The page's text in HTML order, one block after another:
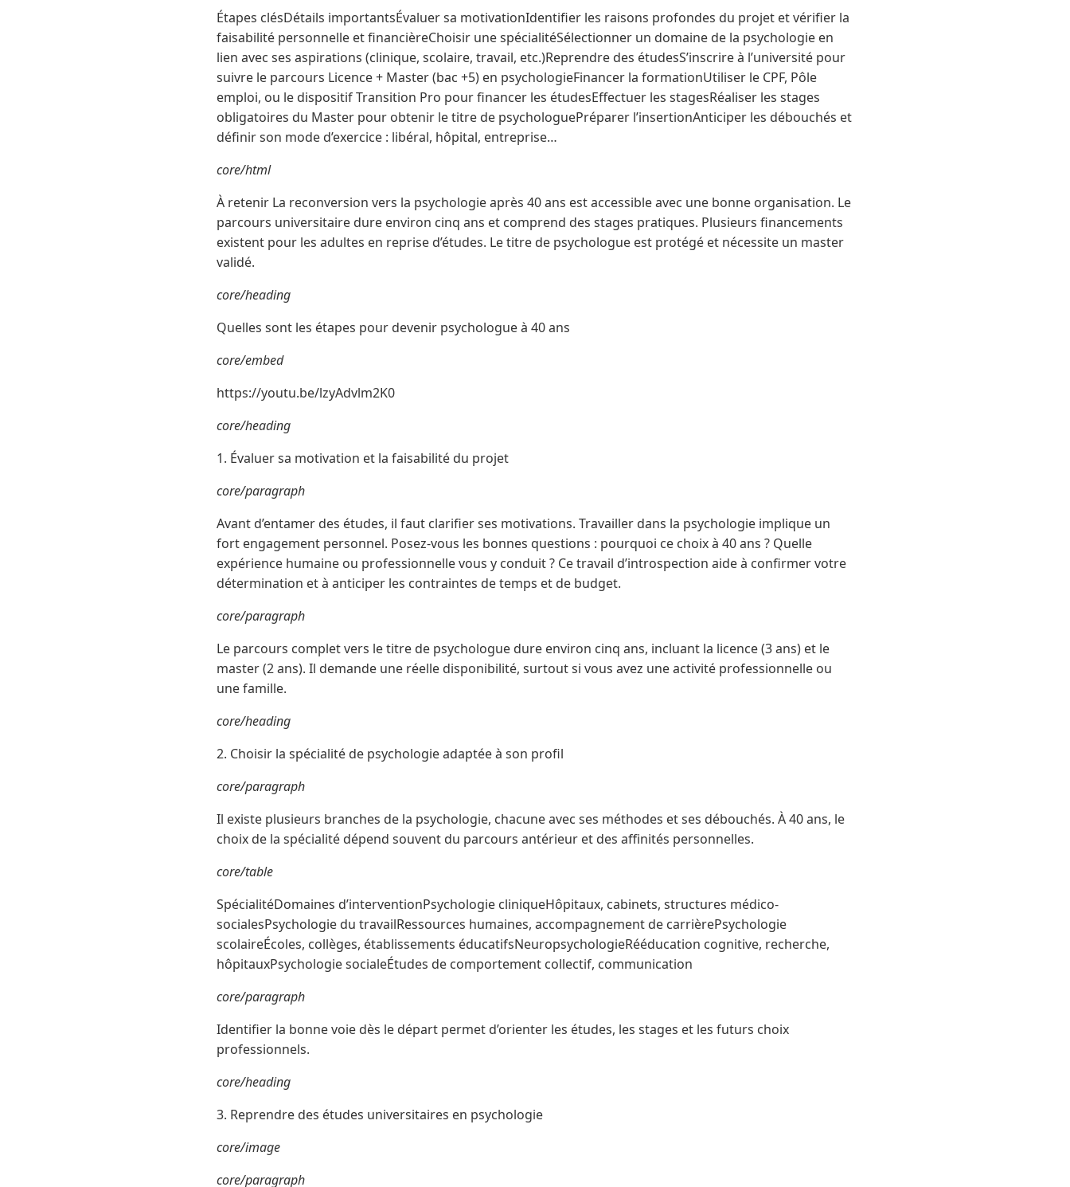
Étapes clésDétails importantsÉvaluer sa motivationIdentifier les raisons profondes du projet et vérifier la
faisabilité personnelle et financièreChoisir une spécialitéSélectionner un domaine de la psychologie en
lien avec ses aspirations (clinique, scolaire, travail, etc.)Reprendre des étudesS’inscrire à l’université pour
suivre le parcours Licence + Master (bac +5) en psychologieFinancer la formationUtiliser le CPF, Pôle
emploi, ou le dispositif Transition Pro pour financer les étudesEffectuer les stagesRéaliser les stages
obligatoires du Master pour obtenir le titre de psychologuePréparer l’insertionAnticiper les débouchés et
définir son mode d’exercice : libéral, hôpital, entreprise…
core/html
À retenir La reconversion vers la psychologie après 40 ans est accessible avec une bonne organisation. Le
parcours universitaire dure environ cinq ans et comprend des stages pratiques. Plusieurs financements
existent pour les adultes en reprise d’études. Le titre de psychologue est protégé et nécessite un master
validé.
core/heading
Quelles sont les étapes pour devenir psychologue à 40 ans
core/embed
https://youtu.be/lzyAdvlm2K0
core/heading
1. Évaluer sa motivation et la faisabilité du projet
core/paragraph
Avant d’entamer des études, il faut clarifier ses motivations. Travailler dans la psychologie implique un
fort engagement personnel. Posez-vous les bonnes questions : pourquoi ce choix à 40 ans ? Quelle
expérience humaine ou professionnelle vous y conduit ? Ce travail d’introspection aide à confirmer votre
détermination et à anticiper les contraintes de temps et de budget.
core/paragraph
Le parcours complet vers le titre de psychologue dure environ cinq ans, incluant la licence (3 ans) et le
master (2 ans). Il demande une réelle disponibilité, surtout si vous avez une activité professionnelle ou
une famille.
core/heading
2. Choisir la spécialité de psychologie adaptée à son profil
core/paragraph
Il existe plusieurs branches de la psychologie, chacune avec ses méthodes et ses débouchés. À 40 ans, le
choix de la spécialité dépend souvent du parcours antérieur et des affinités personnelles.
core/table
SpécialitéDomaines d’interventionPsychologie cliniqueHôpitaux, cabinets, structures médico-
socialesPsychologie du travailRessources humaines, accompagnement de carrièrePsychologie
scolaireÉcoles, collèges, établissements éducatifsNeuropsychologieRééducation cognitive, recherche,
hôpitauxPsychologie socialeÉtudes de comportement collectif, communication
core/paragraph
Identifier la bonne voie dès le départ permet d’orienter les études, les stages et les futurs choix
professionnels.
core/heading
3. Reprendre des études universitaires en psychologie
core/image
core/paragraph